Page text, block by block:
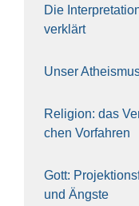
Die
ver­klärt
Unser
Reli­gi­on: das
chen Vor­fah­ren
Gott:
und Ängs­te